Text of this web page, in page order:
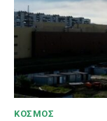
ΚΌΣΜΟΣ